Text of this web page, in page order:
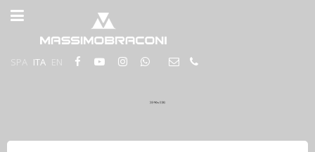
SPA ITA EN